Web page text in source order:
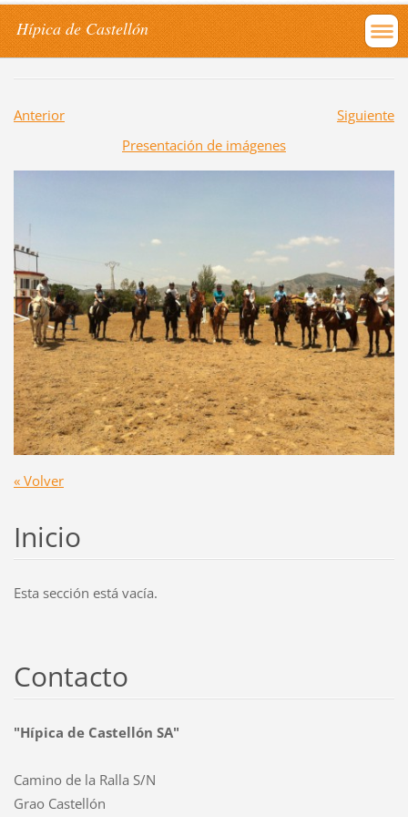
Hípica de Castellón
Anterior
Siguiente
Presentación de imágenes
« Volver
Inicio
Esta sección está vacía.
Contacto
"Hípica de Castellón SA"
Camino de la Ralla S/N
Grao Castellón